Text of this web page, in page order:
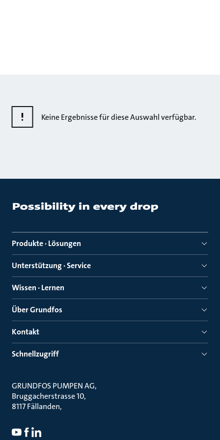
Keine Ergebnisse für diese Auswahl verfügbar.
Produkte · Lösungen
Unterstützung · Service
Wissen · Lernen
Über Grundfos
Kontakt
Schnellzugriff
GRUNDFOS PUMPEN AG
Bruggacherstrasse 10
8117 Fällanden